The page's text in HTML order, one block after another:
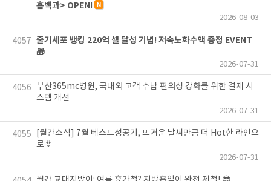
흡백과> OPEN!
2026-08-03
4057 줄기세포 뱅킹 220억 셀 달성 기념! 저속노화수액 증정 EVENT
🎁
2026-07-31
4056 부산365mc병원, 국내외 고객 수납 편의성 강화를 위한 결제 시
스템 개선
2026-07-31
4055
[월간소식] 7월 베스트성공기, 뜨거운 날씨만큼 더 Hot한 라인으
로👙
2026-07-31